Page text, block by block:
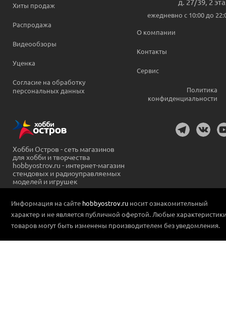
Хиты продаж
Распродажа
Видеообзоры
Уценка
Согласие на обработку
персональных данных
ежедневно c 10:00 до
О компании
Контакты
Сервис
Политика
конфиденциальности
Хобби Остров - сеть магазинов
для хобби и творчества
hobbyostrov.ru - интернет-магазин
стендовых и радиоуправляемых
моделей и игрушек
Информация на сайте hobbyostrov.ru носит ознакомительный
характер и не является публичной офертой. Любые
товаров могут быть изменены производителем без уведомления.